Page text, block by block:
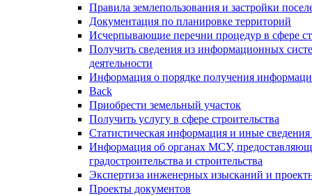
Правила землепользования и застройки
Документация по планировке территорий
Исчерпывающие перечни процедур в сфере
Получить сведения из информационных
деятельности
Информация о порядке получения
Back
Приобрести земельный участок
Получить услугу в сфере строительства
Статистическая информация и иные сведения
Информация об органах МСУ,
градостроительства и строительства
Экспертиза инженерных изысканий и
Проекты документов